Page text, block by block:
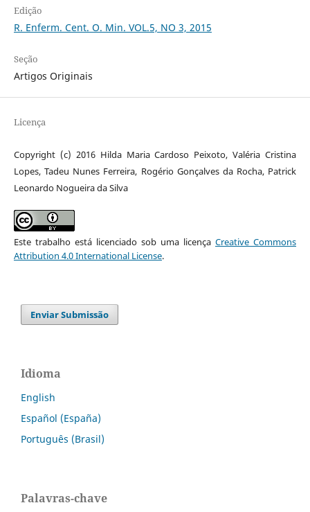
Edição
R. Enferm. Cent. O. Min. VOL.5, NO 3, 2015
Seção
Artigos Originais
Licença
Copyright (c) 2016 Hilda Maria Cardoso Peixoto, Valéria Cristina
Lopes, Tadeu Nunes Ferreira, Rogério Gonçalves da Rocha, Patrick
Leonardo Nogueira da Silva
Este trabalho está licenciado sob uma licençaCreative Commons
Attribution 4.0 International License.
Enviar Submissão
Idioma
English
Español (España)
Português (Brasil)
Palavras-chave